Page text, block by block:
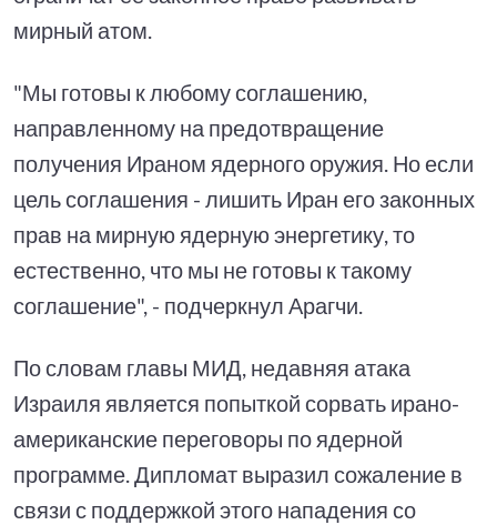
мирный атом.
"Мы готовы к любому соглашению,
направленному на предотвращение
получения Ираном ядерного оружия. Но если
цель соглашения - лишить Иран его законных
прав на мирную ядерную энергетику, то
естественно, что мы не готовы к такому
соглашение", - подчеркнул Арагчи.
По словам главы МИД, недавняя атака
Израиля является попыткой сорвать ирано-
американские переговоры по ядерной
программе. Дипломат выразил сожаление в
связи с поддержкой этого нападения со